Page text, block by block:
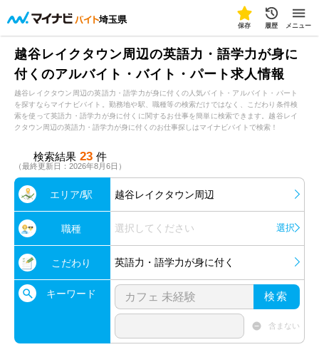
埼玉県
保存 履歴 メニュー
越谷レイクタウン周辺の英語力・語学力が身に
付くのアルバイト・バイト・パート求人情報
越谷レイクタウン周辺の英語力・語学力が身に付くの人気バイト・アルバイト・パート
を探すならマイナビバイト。勤務地や駅、職種等の検索だけではなく、こだわり条件検
索を使って英語力・語学力が身に付くに関するお仕事を簡単に検索できます。越谷レイ
クタウン周辺の英語力・語学力が身に付くのお仕事探しはマイナビバイトで検索！
検索結果 23 件
（最終更新日：2026年8月6日）
エリア/駅 越谷レイクタウン周辺
職種 選択してください 選択
こだわり 英語力・語学力が身に付く
キーワード 検索
含まない